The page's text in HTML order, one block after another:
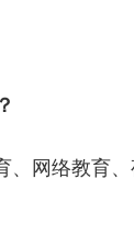
网络教育、